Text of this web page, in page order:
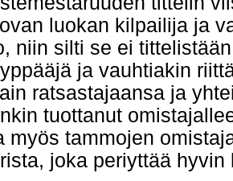
luokan kilpailija ja
niin silti se ei
ja vauhtiakin
ratsastajaansa ja
tuottanut
myös tammojen
joka periyttää hyvin